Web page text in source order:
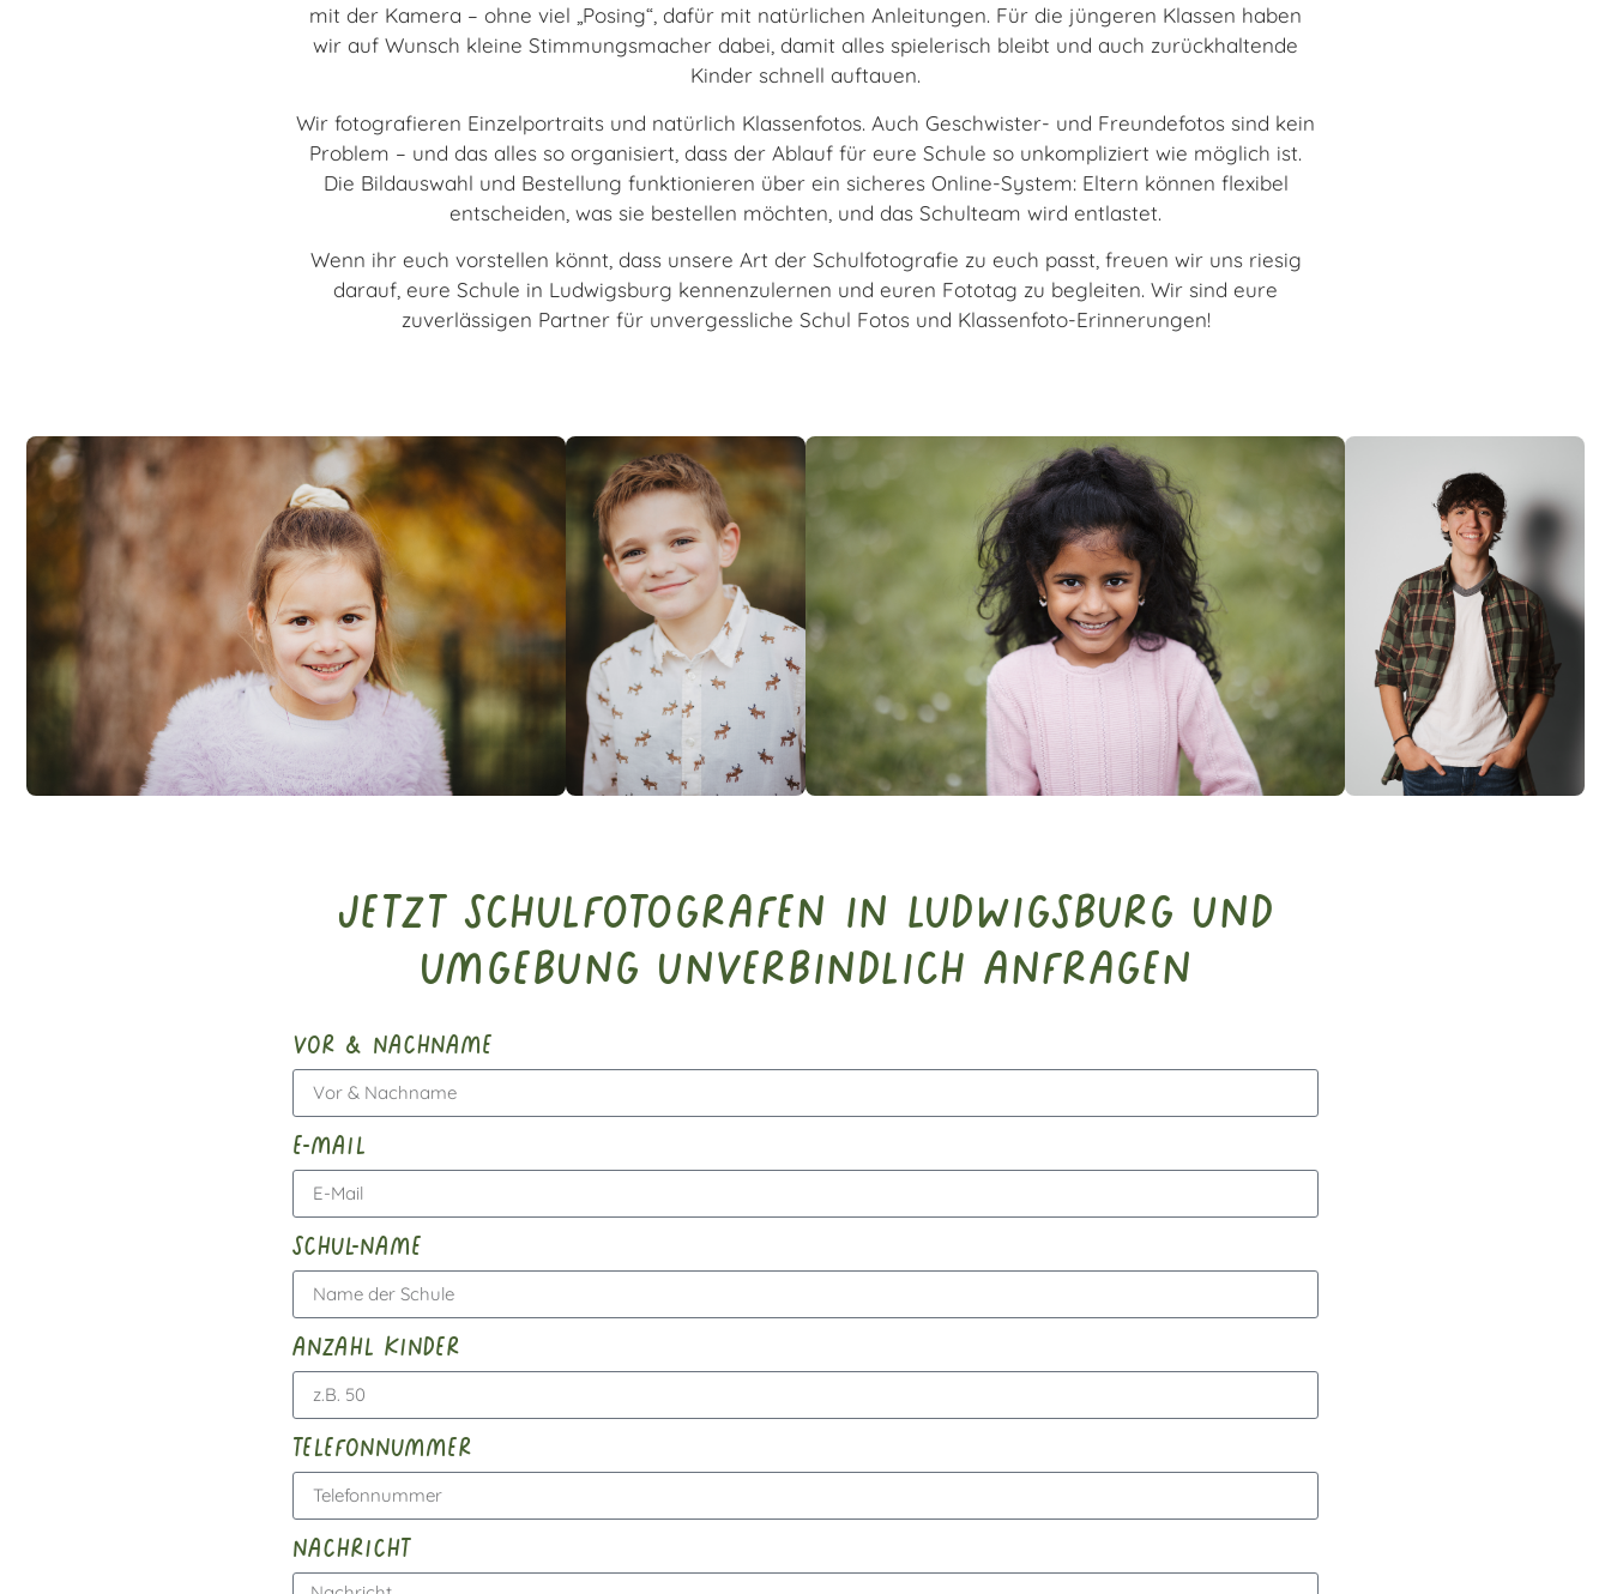
mit der Kamera – ohne viel „Posing“, dafür mit natürlichen Anleitungen. Für die jüngeren Klassen haben
wir auf Wunsch kleine Stimmungsmacher dabei, damit alles spielerisch bleibt und auch zurückhaltende
Kinder schnell auftauen.
Wir fotografieren Einzelportraits und natürlich Klassenfotos. Auch Geschwister- und Freundefotos sind kein
Problem – und das alles so organisiert, dass der Ablauf für eure Schule so unkompliziert wie möglich ist.
Die Bildauswahl und Bestellung funktionieren über ein sicheres Online-System: Eltern können flexibel
entscheiden, was sie bestellen möchten, und das Schulteam wird entlastet.
Wenn ihr euch vorstellen könnt, dass unsere Art der Schulfotografie zu euch passt, freuen wir uns riesig
darauf, eure Schule in Ludwigsburg kennenzulernen und euren Fototag zu begleiten. Wir sind eure
zuverlässigen Partner für unvergessliche Schul Fotos und Klassenfoto-Erinnerungen!
Jetzt Schulfotografen in Ludwigsburg und
Umgebung unverbindlich anfragen
vor & nachname
e-mail
schul-name
anzahl kinder
telefonnummer
nachricht